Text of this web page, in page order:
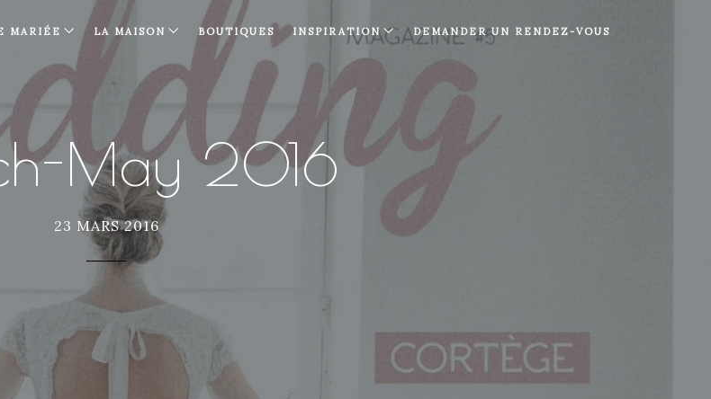
MARIÉE LA MAISON BOUTIQUES INSPIRATION DEMANDER UN RENDEZ-VOUS
May 2016
23 MARS 2016